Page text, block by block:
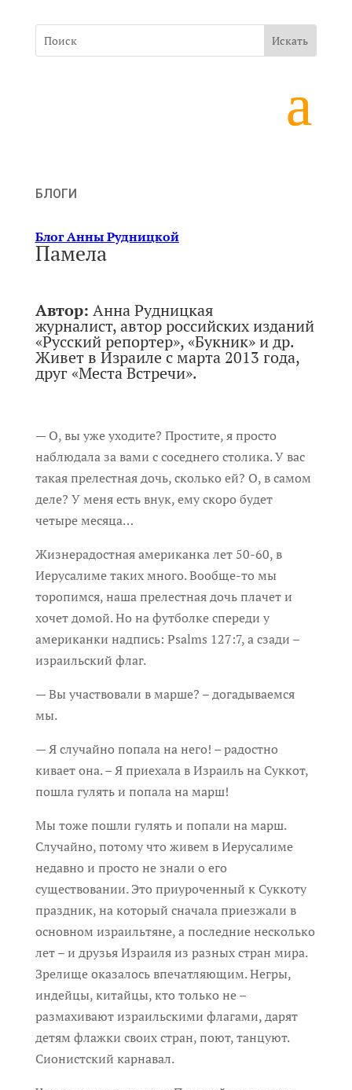
БЛОГИ
Блог Анны Рудницкой
Памела
Автор: Анна Рудницкая
журналист, автор российских изданий
«Русский репортер», «Букник» и др.
Живет в Израиле с марта 2013 года,
друг «Места Встречи».
— О, вы уже уходите? Простите, я просто
наблюдала за вами с соседнего столика. У вас
такая прелестная дочь, сколько ей? О, в самом
деле? У меня есть внук, ему скоро будет
четыре месяца…
Жизнерадостная американка лет 50-60, в
Иерусалиме таких много. Вообще-то мы
торопимся, наша прелестная дочь плачет и
хочет домой. Но на футболке спереди у
американки надпись: Psalms 127:7, а сзади –
израильский флаг.
— Вы участвовали в марше? – догадываемся
мы.
— Я случайно попала на него! – радостно
кивает она. – Я приехала в Израиль на Суккот,
пошла гулять и попала на марш!
Мы тоже пошли гулять и попали на марш.
Случайно, потому что живем в Иерусалиме
недавно и просто не знали о его
существовании. Это приуроченный к Суккоту
праздник, на который сначала приезжали в
основном израильтяне, а последние несколько
лет – и друзья Израиля из разных стран мира.
Зрелище оказалось впечатляющим. Негры,
индейцы, китайцы, кто только не –
размахивают израильскими флагами, дарят
детям флажки своих стран, поют, танцуют.
Сионистский карнавал.